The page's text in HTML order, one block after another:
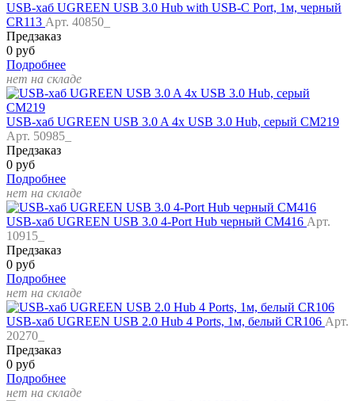
USB-хаб UGREEN USB 3.0 Hub with USB-C Port, 1м, черный
CR113 Арт. 40850_
Предзаказ
0 руб
Подробнее
нет на складе
USB-хаб UGREEN USB 3.0 A 4x USB 3.0 Hub, серый CM219
Арт. 50985_
Предзаказ
0 руб
Подробнее
нет на складе
USB-хаб UGREEN USB 3.0 4-Port Hub черный CM416 Арт.
10915_
Предзаказ
0 руб
Подробнее
нет на складе
USB-хаб UGREEN USB 2.0 Hub 4 Ports, 1м, белый CR106 Арт.
20270_
Предзаказ
0 руб
Подробнее
нет на складе